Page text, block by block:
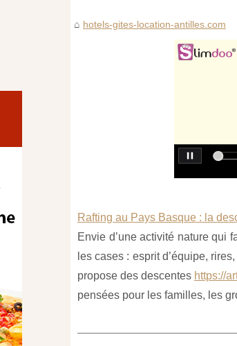
hotels-gites-location-antilles.com
Rafting au Pays Basque : la
Envie d’une activité nature qui
les cases : esprit d’équipe,
propose des descentes https://
pensées pour les familles, les